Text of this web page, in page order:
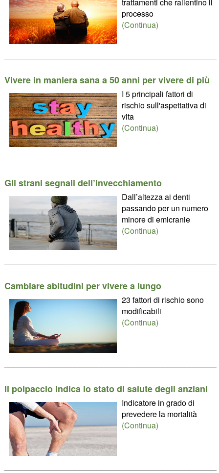
processo
(Continua)
Vivere in maniera sana a 50 anni per vivere di più
I 5 principali fattori di
rischio sull'aspettativa di
vita
(Continua)
Gli strani segnali dell’invecchiamento
Dall’altezza ai denti
passando per un numero
minore di emicranie
(Continua)
Cambiare abitudini per vivere a lungo
23 fattori di rischio sono
modificabili
(Continua)
Il polpaccio indica lo stato di salute degli anziani
Indicatore in grado di
prevedere la mortalità
(Continua)